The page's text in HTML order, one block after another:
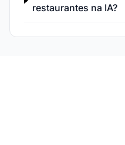
restaurantes na IA?